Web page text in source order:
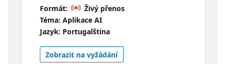
implantação com o GitHub Copilot e GitHub
Copilot for Azure! Esta aula ensinará você a
escrever GitHub Actions, gerenciar
solicitações de pull e automatizar processos
de implantação usando as sugestões
poderosas do Copilot. Entender os fluxos de
Formát:
Živý přenos
Téma: Aplikace AI
Jazyk: Portugalština
Zobrazit na vyžádání